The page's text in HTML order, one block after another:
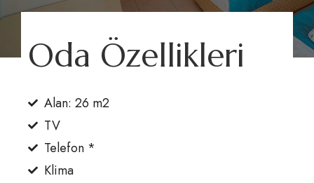
Oda Özellikleri
Alan: 26 m2
TV
Telefon *
Klima
Aska Lara Resort & SPA
Aska’nın Dünyası
Eğlencenin Kalbi
Rezervasyon
Aska News
Kurumsal
İletişim